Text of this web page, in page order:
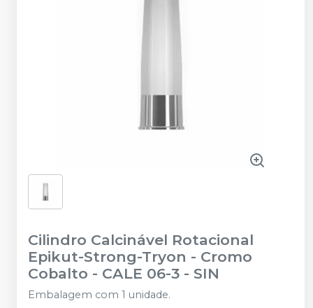
Cilindro Calcinável Rotacional
Epikut-Strong-Tryon - Cromo
Cobalto - CALE 06-3 - SIN
Embalagem com 1 unidade.